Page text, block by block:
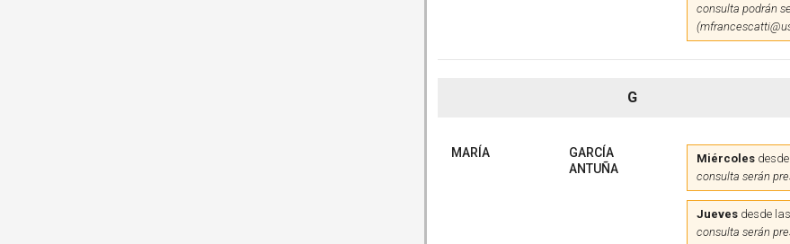
consulta podrán
G
MARÍA
GARCÍA
ANTUÑA
Miércolesdesde
consulta serán
Juevesdesde
consulta serán